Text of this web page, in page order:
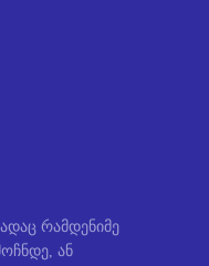
რამდენიმე
ან